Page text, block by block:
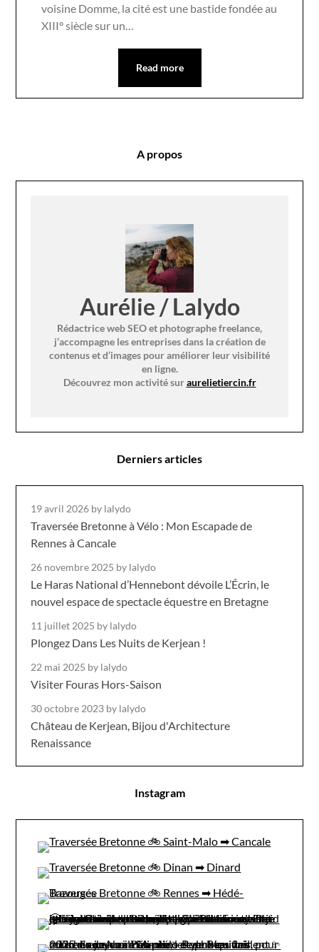
voisine Domme, la cité est une bastide fondée au
XIII° siècle sur un…
Read more
A propos
Aurélie / Lalydo
Rédactrice web SEO et photographe freelance,
j’accompagne les entreprises dans la création de
contenus et d’images pour améliorer leur visibilité
en ligne.
Découvrez mon activité suraurelietiercin.fr
Derniers articles
19 avril 2026 by lalydo
Traversée Bretonne à Vélo : Mon Escapade de
Rennes à Cancale
26 novembre 2025 by lalydo
Le Haras National d’Hennebont dévoile L’Écrin, le
nouvel espace de spectacle équestre en Bretagne
11 juillet 2025 by lalydo
Plongez Dans Les Nuits de Kerjean !
22 mai 2025 by lalydo
Visiter Fouras Hors-Saison
30 octobre 2023 by lalydo
Château de Kerjean, Bijou d'Architecture
Renaissance
Instagram